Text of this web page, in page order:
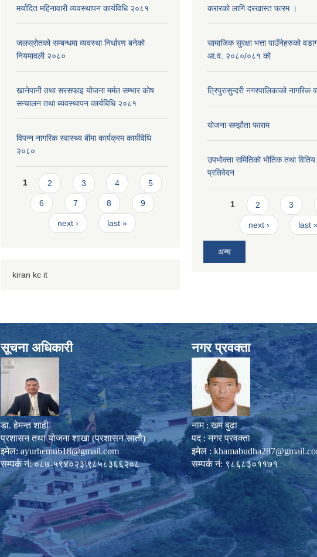
मर्यादित महिनावारी व्यवस्थापन कार्यविधि २०८१
जलस्रोतको सम्बन्धमा व्यवस्था निर्धारण बनेको
नियमावली २०८०
खानेपानी तथा सरसफाइ योजना मर्मत सम्भार कोष
सन्चालन तथा ब्यवस्थापन कार्यबिधि २०८१
विपन्न नागरिक स्वास्थ्य बीमा कार्यक्रम कार्यविधि
२०८०
Pages
1 2 3 4 5
6 7 8 9
next › last »
kiran kc it
करारको लागि दरखास्त फारम ।
सामाजिक सुरक्षा भत्ता पाउँनेहरुको
आ.व. २०८०/०८१ को
त्रिपुरासुन्दरी नगरपालिकाको नागरिक
याेजना सम्झौता फाराम
उपभाेक्ता समितिकाे भाैतिक तथा
प्रतिवेदन
Pages
1 2 3
next › last
अन्य
सूचना अधिकारी
डा. हेमन्त शाही
प्रशासन तथा योजना शाखा (प्रशासन सातौ)
इमेल: ayurhemu618@gmail.com
सम्पर्क नं: ०८७-५९४०२३\९८५८३६६२०८
नगर प्रवक्ता
नाम : खम बुढा
पद : नगर प्रवक्ता
इमेल :
सम्पर्क नं: ९८६८३०११७१